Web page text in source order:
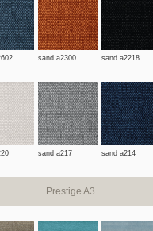
sand a2300 sand a2218
sand a217 sand a214
Prestige A3